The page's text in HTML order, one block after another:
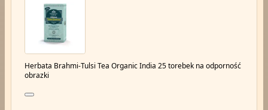
Herbata Brahmi-Tulsi Tea Organic India 25 torebek na odporność
obrazki